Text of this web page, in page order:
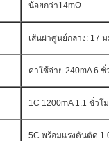
น้อยกว่า14mΩ
เส้นผ่าศูนย์กลาง: 17
ค่าใช้จ่าย 240mA 6 ชั่
1C 1200mA 1.1 ชั่วโ
5C พร้อมแรงดันตัด